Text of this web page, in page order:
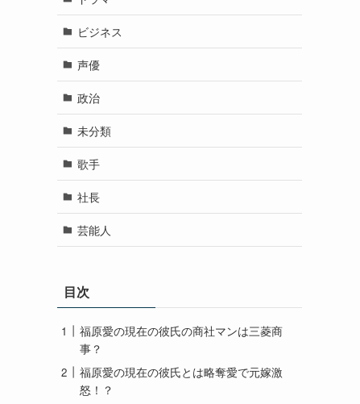
ビジネス
声優
政治
未分類
歌手
社長
芸能人
目次
福原愛の現在の彼氏の商社マンは三菱商
事？
福原愛の現在の彼氏とは略奪愛で元嫁激
怒！？